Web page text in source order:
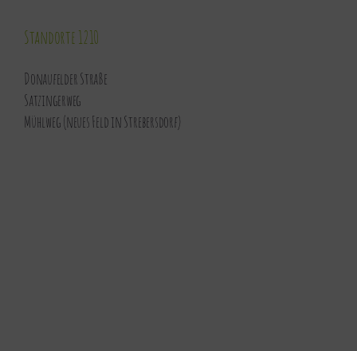
Standorte 1210
Donaufelder Straße
Satzingerweg
Mühlweg (neues Feld in Strebersdorf)